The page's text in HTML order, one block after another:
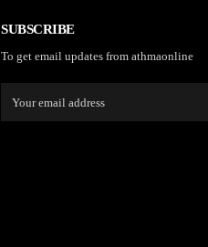
SUBSCRIBE
To get email updates from athmaonline